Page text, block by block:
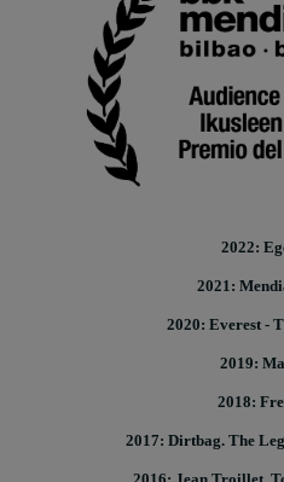
2022:
2021:
2020: Everest -
2019:
2018:
2017: Dirtbag. The